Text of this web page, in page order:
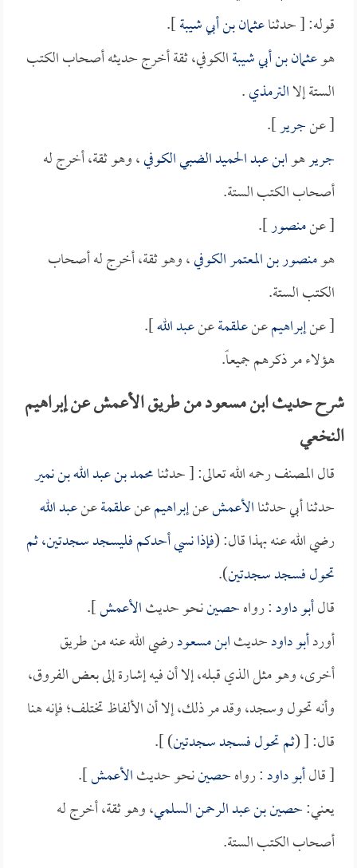
قوله: [ حدثناعثمان بن أبي شيبة].
هوعثمان بن أبي شيبةالكوفي، ثقة أخرج حديثه أصحاب الكتب
الستة إلاالترمذي.
[ عنجرير].
جريرهوابن عبد الحميد الضبي الكوفي، وهو ثقة، أخرج له
أصحاب الكتب الستة.
[ عنمنصور].
هومنصور بن المعتمر الكوفي، وهو ثقة، أخرج له أصحاب
الكتب الستة.
[ عنإبراهيمعنعلقمةعنعبد الله].
هؤلاء مر ذكرهم جميعاً.
شرح حديث ابن مسعود من طريق الأعمش عن إبراهيم
النخعي
قال المصنف رحمه الله تعالى: [ حدثنامحمد بن عبد الله بن نمير
حدثنا أبي حدثناالأعمشعنإبراهيمعنعلقمةعنعبد الله
رضي الله عنه بهذا قال: (فإذا نسي أحدكم فليسجد سجدتين، ثم
تحول فسجد سجدتين).
قالأبو داود: رواهحصيننحو حديثالأعمش].
أوردأبو داودحديثابن مسعودرضي الله عنه من طريق
أخرى، وهو مثل الذي قبله، إلا أن فيه إشارة إلى بعض الفروق،
وأنه تحول وسجد، وقد مر ذلك، إلا أن الألفاظ تختلف؛ فإنه هنا
قال: [ (ثم تحول فسجد سجدتين) ].
[ قالأبو داود: رواهحصيننحو حديثالأعمش].
يعني:حصين بن عبد الرحمن السلمي، وهو ثقة، أخرج له
أصحاب الكتب الستة.